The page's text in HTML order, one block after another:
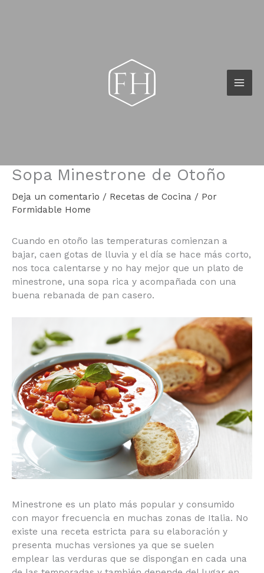
Sopa Minestrone de Otoño
Deja un comentario / Recetas de Cocina / Por
Formidable Home
Cuando en otoño las temperaturas comienzan a
bajar, caen gotas de lluvia y el día se hace más
corto, nos toca calentarse y no hay mejor que un
plato de minestrone, una sopa rica y acompañada
con una buena rebanada de pan casero.
Minestrone es un plato más popular y consumido
con mayor frecuencia en muchas zonas de Italia.
No existe una receta estricta para su elaboración y
presenta muchas versiones ya que se suelen
emplear las verduras que se dispongan en cada
una de las temporadas y también depende del